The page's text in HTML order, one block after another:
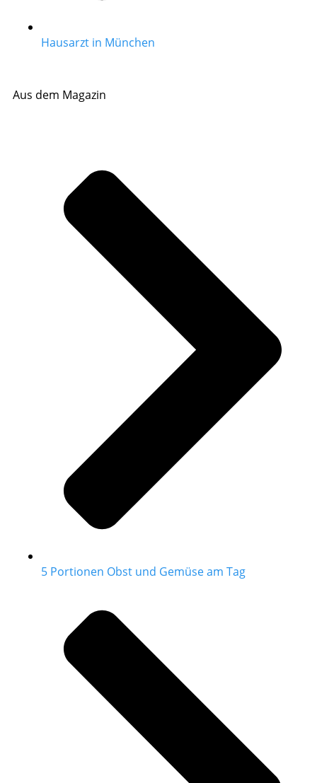
Hausarzt in München
Aus dem Magazin
5 Portionen Obst und Gemüse am Tag